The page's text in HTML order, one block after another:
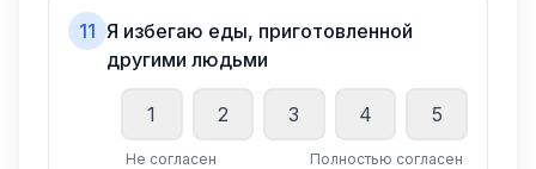
11 Я избегаю еды, приготовленной
другими людьми
1 2 3 4 5
Не согласен Полностью согласен